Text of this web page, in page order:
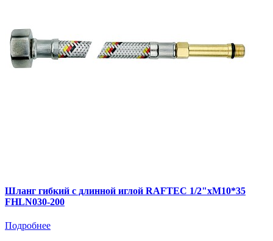
Шланг гибкий с длинной иглой RAFTEC 1/2"хM10*35
FHLN030-200
Подробнее